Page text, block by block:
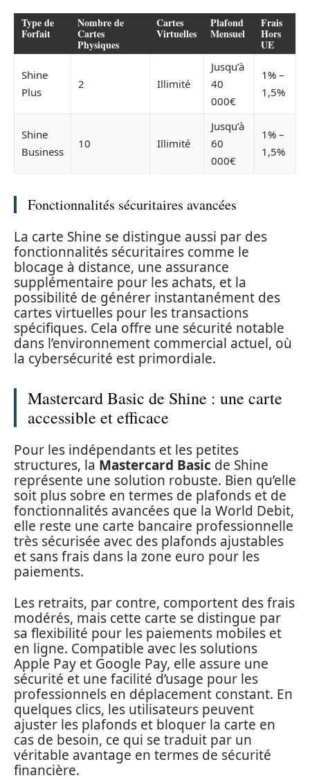
Type de
Forfait
Nombre de
Cartes
Physiques
Cartes
Virtuelles
Plafond
Mensuel
Frais
Hors
UE
Shine
Plus
2 Illimité
Jusqu’à
40
000€
1% –
1,5%
Shine
Business
10 Illimité
Jusqu’à
60
000€
1% –
1,5%
Fonctionnalités sécuritaires avancées
La carte Shine se distingue aussi par des
fonctionnalités sécuritaires comme le
blocage à distance, une assurance
supplémentaire pour les achats, et la
possibilité de générer instantanément des
cartes virtuelles pour les transactions
spécifiques. Cela offre une sécurité notable
dans l’environnement commercial actuel, où
la cybersécurité est primordiale.
Mastercard Basic de Shine : une carte
accessible et efficace
Pour les indépendants et les petites
structures, la Mastercard Basic de Shine
représente une solution robuste. Bien qu’elle
soit plus sobre en termes de plafonds et de
fonctionnalités avancées que la World Debit,
elle reste une carte bancaire professionnelle
très sécurisée avec des plafonds ajustables
et sans frais dans la zone euro pour les
paiements.
Les retraits, par contre, comportent des frais
modérés, mais cette carte se distingue par
sa flexibilité pour les paiements mobiles et
en ligne. Compatible avec les solutions
Apple Pay et Google Pay, elle assure une
sécurité et une facilité d’usage pour les
professionnels en déplacement constant. En
quelques clics, les utilisateurs peuvent
ajuster les plafonds et bloquer la carte en
cas de besoin, ce qui se traduit par un
véritable avantage en termes de sécurité
financière.